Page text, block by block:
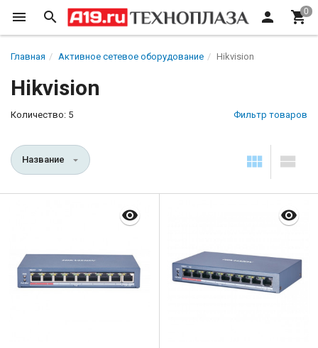
Главная Активное сетевое оборудование Hikvision
Hikvision
Количество: 5 Фильтр товаров
Название